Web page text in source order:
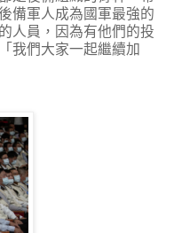
備軍人成為國軍最強的
人員，因為有他們的投
我們大家一起繼續加